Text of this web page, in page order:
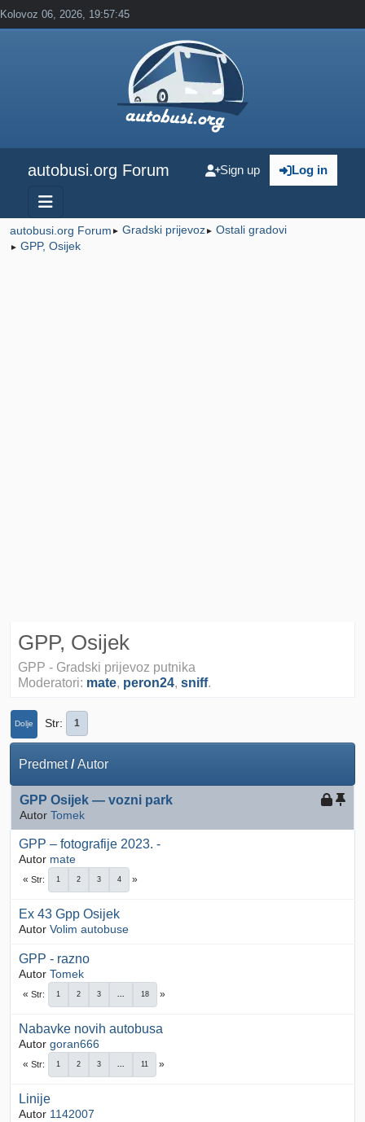
Kolovoz 06, 2026, 19:57:45
autobusi.org Forum Log in
Sign up
autobusi.org Forum ► Gradski prijevoz► Ostali gradovi
► GPP, Osijek
GPP, Osijek
GPP - Gradski prijevoz putnika
Moderatori: mate, peron24, sniff.
Dolje Str 1
Predmet/Autor
GPP Osijek ― vozni park
Autor Tomek
GPP – fotografije 2023. -
Autor mate
Str 1 2 3 4
Ex 43 Gpp Osijek
Autor Volim autobuse
GPP - razno
Autor Tomek
Str 1 2 3 ... 18
Nabavke novih autobusa
Autor goran666
Str 1 2 3 ... 11
Linije
Autor 1142007